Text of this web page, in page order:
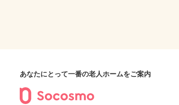
あなたにとって一番の老人ホームをご案内